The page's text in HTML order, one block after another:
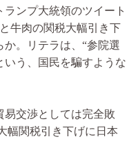
ンプ大統領のツイート
牛肉の関税大幅引き下
。リテラは、“参院選
いう、国民を騙すような
交渉としては完全敗
幅関税引き下げに日本